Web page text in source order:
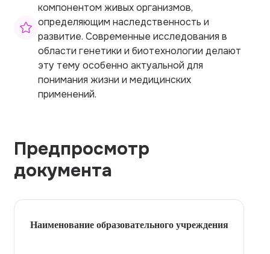
компонентом живых организмов,
определяющим наследственность и
развитие. Современные исследования в
области генетики и биотехнологии делают
эту тему особенно актуальной для
понимания жизни и медицинских
применений.
Предпросмотр
документа
Наименование образовательного учреждения